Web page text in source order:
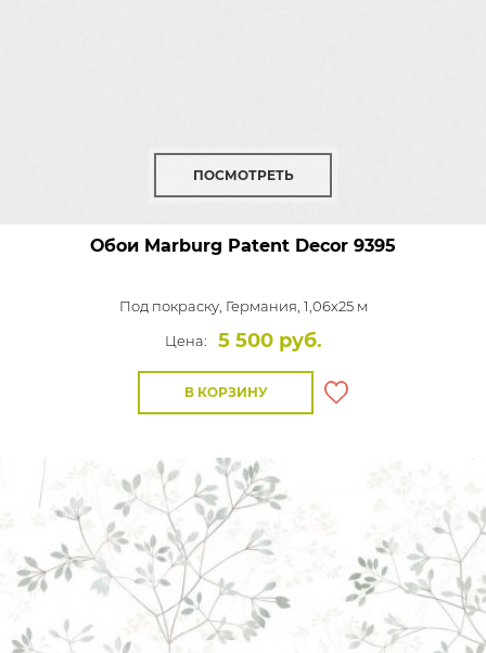
ПОСМОТРЕТЬ
Обои Marburg Patent Decor 9395
Под покраску, Германия, 1,06x25 м
Цена:
5 500 руб.
В КОРЗИНУ